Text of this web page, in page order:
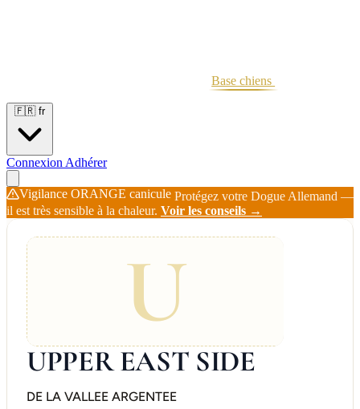
Base chiens
🇫🇷 fr
Connexion Adhérer
Vigilance ORANGE canicule Protégez votre Dogue Allemand —
il est très sensible à la chaleur. Voir les conseils →
U
UPPER EAST SIDE
DE LA VALLEE ARGENTEE